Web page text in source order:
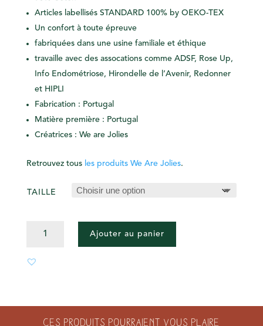
Articles labellisés STANDARD 100% by OEKO-TEX
Un confortà toute épreuve
fabriquées dans une usine familialeet éthique
travaille avec des assocationscomme ADSF, Rose Up,
Info Endométriose, Hirondelle de l’Avenir, Redonner
et HIPLI
Fabrication : Portugal
Matière première : Portugal
Créatrices : We are Jolies
Retrouvez tous les produits We Are Jolies.
TAILLE
TAILLE
NOIR
Ajouter au panier
Ces produits pourraient vous plaire